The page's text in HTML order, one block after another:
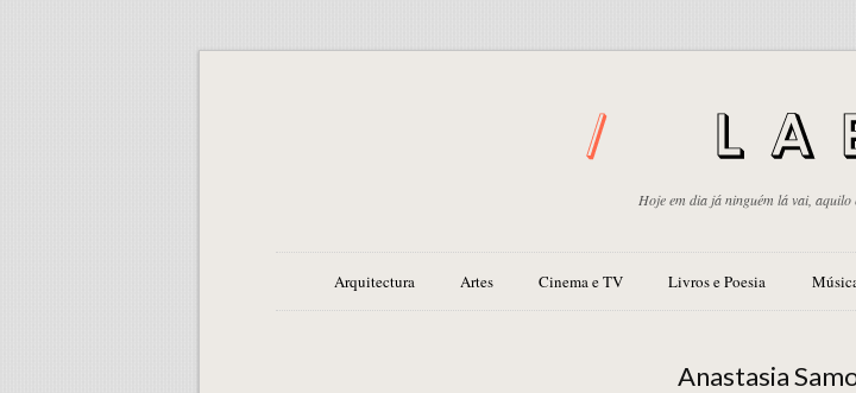
Hoje em dia já ninguém lá vai, aquilo
Arquitectura Artes Cinema e TV Livros e Poesia
Anastasia